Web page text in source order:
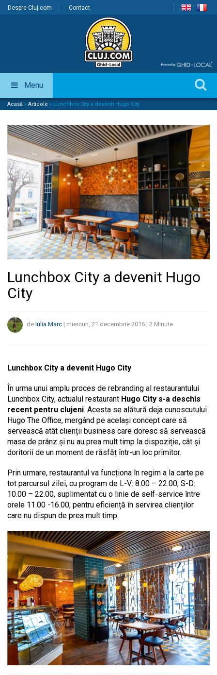
Despre Cluj.com Contact
Menu
Acasă » Articole » Lunchbox City a devenit Hugo City
Lunchbox City a devenit Hugo
City
de Iulia Marc | miercuri, 21 decembrie 2016 | 2 Minute
Lunchbox City a devenit Hugo City
În urma unui amplu proces de rebranding al restaurantului
Lunchbox City, actualul restaurant Hugo City s-a deschis
recent pentru clujeni. Acesta se alătură deja cunoscutului
Hugo The Office, mergând pe același concept care să
servească atât clienții business care doresc să servească
masa de prânz și nu au prea mult timp la dispoziție, cât și
doritorii de un moment de răsfăț într-un loc primitor.
Prin urmare, restaurantul va funcționa în regim a la carte pe
tot parcursul zilei, cu program de L-V: 8.00 – 22.00, S-D:
10.00 – 22.00, suplimentat cu o linie de self-service între
orele 11.00 -16.00, pentru eficiență în servirea clienților
care nu dispun de prea mult timp.